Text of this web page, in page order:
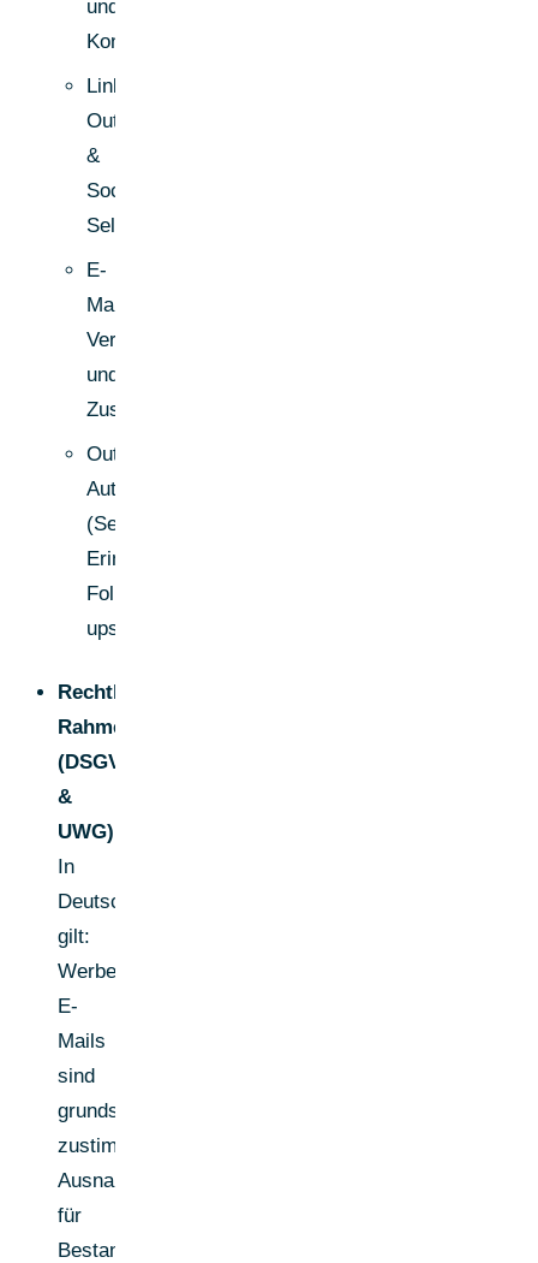
und
Kontaktdaten)
LinkedIn
Outreach
&
Social
Selling
E-
Mail-
Verifikation
und
Zustellbarkeitsprüfung
Outbound
Automation
(Sequenzen,
Erinnerungen,
Follow-
ups)
Rechtlicher
Rahmen
(DSGVO
&
UWG)
In
Deutschland
gilt:
Werbende
E-
Mails
sind
grundsätzlich
zustimmungspflichtig;
Ausnahmen
für
Bestandskunden